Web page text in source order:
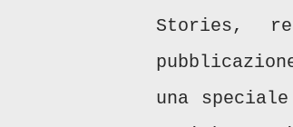
Stories,
una